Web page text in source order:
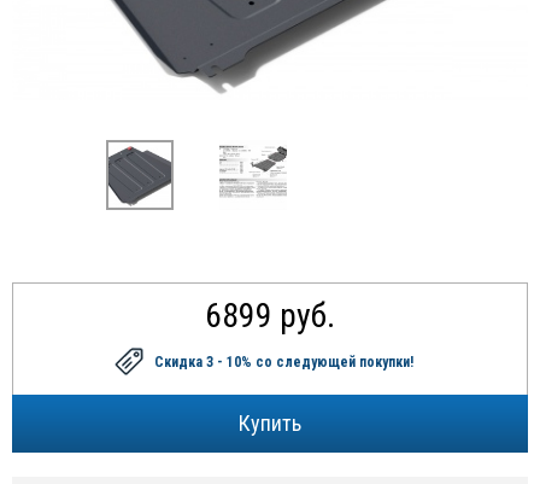
6899 руб.
Скидка 3 - 10% со следующей покупки!